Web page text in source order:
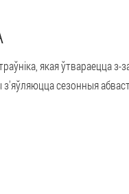
якая ўтвараецца
сезонныя